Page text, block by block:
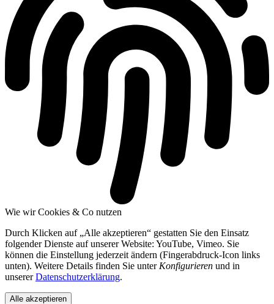
Wie wir Cookies & Co nutzen
Durch Klicken auf „Alle akzeptieren“ gestatten Sie den Einsatz
folgender Dienste auf unserer Website: YouTube, Vimeo. Sie
können die Einstellung jederzeit ändern (Fingerabdruck-Icon links
unten). Weitere Details finden Sie unter Konfigurieren und in
unsererDatenschutzerklärung.
Alle akzeptieren